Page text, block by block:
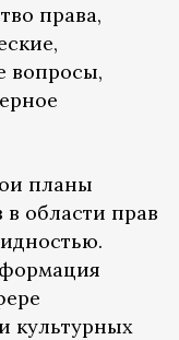
права,
вопросы,
планы
области прав
культурных